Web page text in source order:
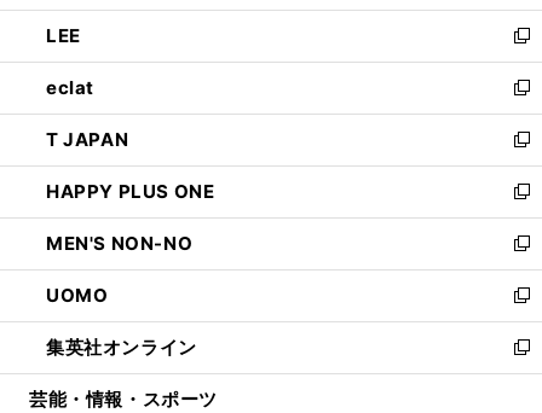
開
く
ウ
で
開
く
ン
ド
ウ
で
開
く
ウ
ィ
ン
ド
ウ
で
開
く
し
い
ウ
ィ
ン
ド
ウ
で
開
く
LEE
新
し
い
ウ
ィ
ン
ド
ウ
で
開
く
eclat
新
し
い
ウ
ィ
ン
ド
ウ
で
開
く
T JAPAN
新
し
い
ウ
ィ
ン
ド
ウ
で
開
HAPPY PLUS ONE
新
し
い
ウ
ィ
ン
ド
ウ
MEN'S NON-NO
新
し
い
ウ
ィ
ン
UOMO
新
し
い
ウ
集英社オンライン
新
し
芸能・情報・スポーツ